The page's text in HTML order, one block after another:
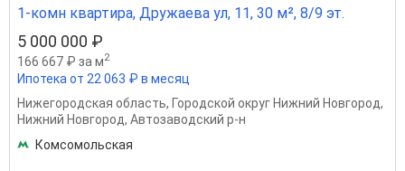
1-комн квартира, Дружаева ул, 11, 30 м², 8/9 эт.
5 000 000 ₽
166 667 ₽ за м2
Ипотека от 22 063 ₽ в месяц
Нижегородская область, Городской округ Нижний Новгород,
Нижний Новгород, Автозаводский р-н
Комсомольская